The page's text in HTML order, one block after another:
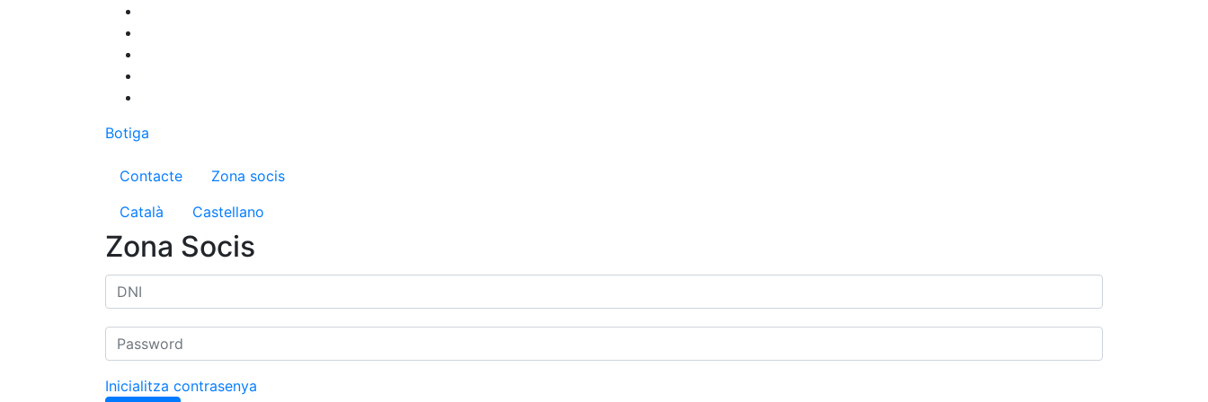
Botiga
Menú del compte d'usuari
Contacte
Zona socis
Català
Castellano
Zona Socis
Inicialitza contrasenya